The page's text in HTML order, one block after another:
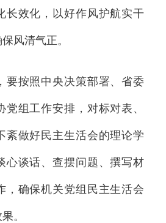
长效化，以好作风护航实干
风清气正。
按照中央决策部署、省委
党组工作安排，对标对表、
紊做好民主生活会的理论学
心谈话、查摆问题、撰写材
，确保机关党组民主生活会
。